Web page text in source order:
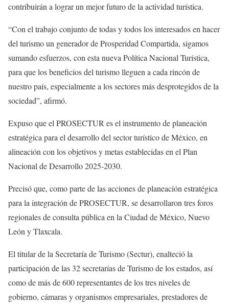
contribuirán a lograr un mejor futuro de la actividad turística.
“Con el trabajo conjunto de todas y todos los interesados en hacer
del turismo un generador de Prosperidad Compartida, sigamos
sumando esfuerzos, con esta nueva Política Nacional Turística,
para que los beneficios del turismo lleguen a cada rincón de
nuestro país, especialmente a los sectores más desprotegidos de la
sociedad”, afirmó.
Expuso que el PROSECTUR es el instrumento de planeación
estratégica para el desarrollo del sector turístico de México, en
alineación con los objetivos y metas establecidas en el Plan
Nacional de Desarrollo 2025-2030.
Precisó que, como parte de las acciones de planeación estratégica
para la integración de PROSECTUR, se desarrollaron tres foros
regionales de consulta pública en la Ciudad de México, Nuevo
León y Tlaxcala.
El titular de la Secretaría de Turismo (Sectur), enalteció la
participación de las 32 secretarías de Turismo de los estados, así
como de más de 600 representantes de los tres niveles de
gobierno, cámaras y organismos empresariales, prestadores de